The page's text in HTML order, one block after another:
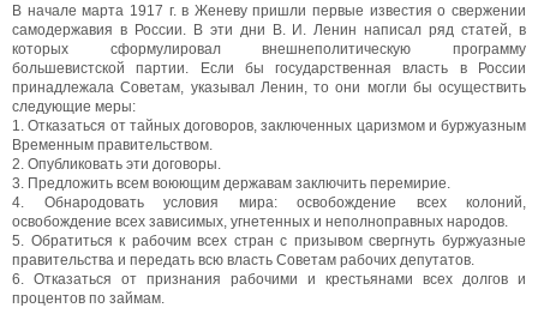
В начале марта 1917 г. в Женеву пришли первые известия о свержении
самодержавия в России. В эти дни В. И. Ленин написал ряд статей, в
которых сформулировал внешнеполитическую программу
большевистской партии. Если бы государственная власть в России
принадлежала Советам, указывал Ленин, то они могли бы осуществить
следующие меры:
1. Отказаться от тайных договоров, заключенных царизмом и буржуазным
Временным правительством.
2. Опубликовать эти договоры.
3. Предложить всем воюющим державам заключить перемирие.
4. Обнародовать условия мира: освобождение всех колоний,
освобождение всех зависимых, угнетенных и неполноправных народов.
5. Обратиться к рабочим всех стран с призывом свергнуть буржуазные
правительства и передать всю власть Советам рабочих депутатов.
6. Отказаться от признания рабочими и крестьянами всех долгов и
процентов по займам.